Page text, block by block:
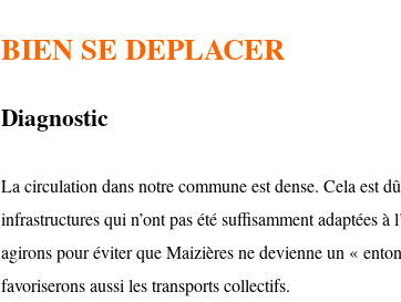
BIEN SE DEPLACER
Diagnostic
La circulation dans notre commune est dense. Cela est
infrastructures qui n’ont pas été suffisamment adaptées
agirons pour éviter que Maizières ne devienne un «
favoriserons aussi les transports collectifs.